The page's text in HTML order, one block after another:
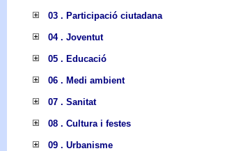
03 . Participació ciutadana
04 . Joventut
05 . Educació
06 . Medi ambient
07 . Sanitat
08 . Cultura i festes
09 . Urbanisme